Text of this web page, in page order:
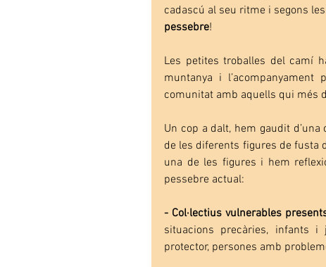
cadascú al seu ritme i segons
pessebre!
Les petites troballes del camí
muntanya i
comunitat amb aquells qui més
Un cop a dalt, hem gaudit
de les diferents figures de fusta
una de les figures i hem
pessebre actual:
- Col·lectius vulnerables
situacions precàries, infants
protector, persones amb